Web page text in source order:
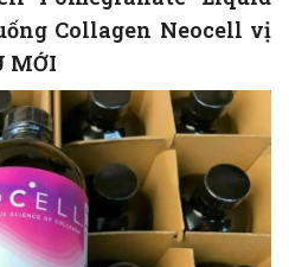
Collagen Neocell vị
MỚI